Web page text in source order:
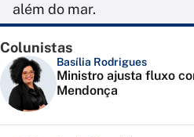
além do mar.
Colunistas
Basília Rodrigues
Ministro ajusta fluxo
Mendonça